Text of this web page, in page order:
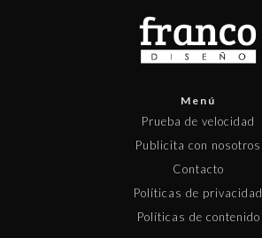
Menú
Prueba de velocidad
Publicita con nosotros
Contacto
Políticas de privacidad
Políticas de contenido